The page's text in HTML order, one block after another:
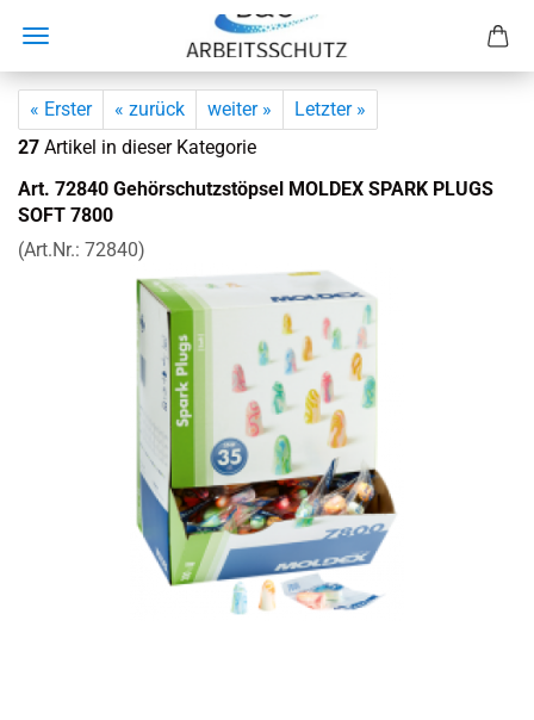
« Erster « zurück weiter »
Letzter »
27 Artikel in dieser Kategorie
Art. 72840 Ge­hör­schutz­stöp­sel MOL­DEX SPARK PLUGS
SOFT 7800
(Art.Nr.: 72840)